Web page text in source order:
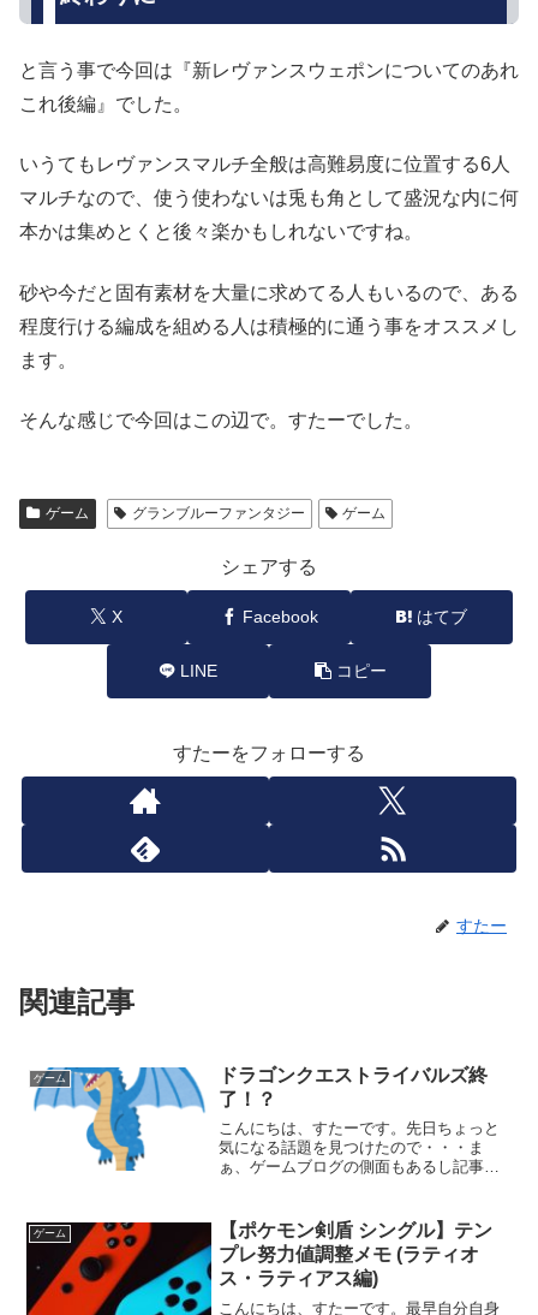
と言う事で今回は『新レヴァンスウェポンについてのあれ
これ後編』でした。
いうてもレヴァンスマルチ全般は高難易度に位置する6人
マルチなので、使う使わないは兎も角として盛況な内に何
本かは集めとくと後々楽かもしれないですね。
砂や今だと固有素材を大量に求めてる人もいるので、ある
程度行ける編成を組める人は積極的に通う事をオススメし
ます。
そんな感じで今回はこの辺で。すたーでした。
ゲーム グランブルーファンタジー ゲーム
シェアする
X Facebook はてブ
LINE コピー
すたーをフォローする
すたー
関連記事
ゲーム
ドラゴンクエストライバルズ終
了！？
こんにちは、すたーです。先日ちょっと
気になる話題を見つけたので・・・ま
ぁ、ゲームブログの側面もあるし記事ネ
ルズって何ぞや？って方向けに簡単に説
明すると、テリーやピサロと...
ゲーム
【ポケモン剣盾 シングル】テン
プレ努力値調整メモ (ラティオ
ス・ラティアス編)
こんにちは、すたーです。最早自分自身